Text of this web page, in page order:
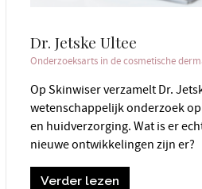
Dr. Jetske Ultee
Onderzoeksarts in de cosmetische
Op Skinwiser verzamelt Dr.
wetenschappelijk onderzoek
en huidverzorging. Wat is er
nieuwe ontwikkelingen zijn er?
Verder lezen